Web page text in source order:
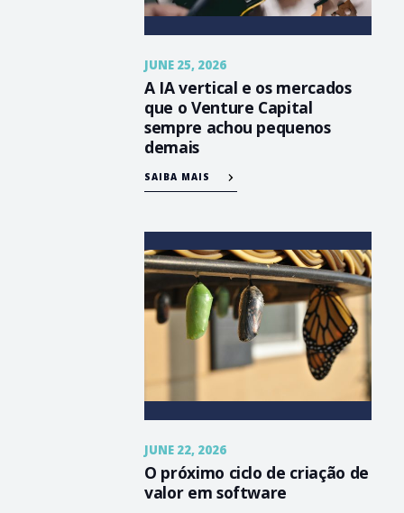
JUNE 25, 2026
A IA vertical e os mercados
que o Venture Capital
sempre achou pequenos
demais
SAIBA MAIS
JUNE 22, 2026
O próximo ciclo de criação de
valor em software